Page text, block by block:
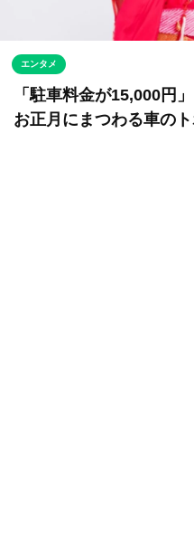
エンタメ
「駐車料金が15,000円
お正月にまつわる車の